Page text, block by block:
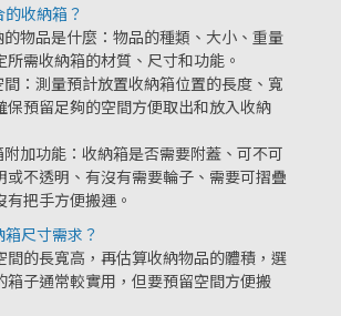
收納箱？
的物品是什麼：物品的種類、大小、重量
所需收納箱的材質、尺寸和功能。
：測量預計放置收納箱位置的長度、寬
保預留足夠的空間方便取出和放入收納
加功能：收納箱是否需要附蓋、可不可
或不透明、有沒有需要輪子、需要可摺疊
有把手方便搬運。
尺寸需求？
間的長寬高，再估算收納物品的體積，選
箱子通常較實用，但要預留空間方便搬